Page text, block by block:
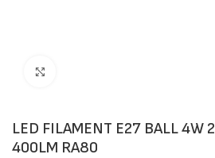
LED FILAMENT E27 BALL 4W
400LM RA80